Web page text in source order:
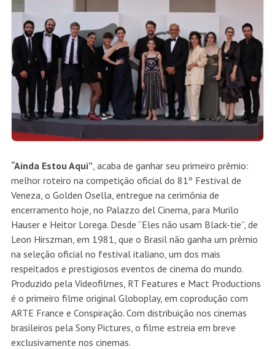
“Ainda Estou Aqui” , acaba de ganhar seu primeiro prêmio:
melhor roteiro na competição oficial do 81º Festival de
Veneza, o Golden Osella, entregue na cerimônia de
encerramento hoje, no Palazzo del Cinema, para Murilo
Hauser e Heitor Lorega. Desde “Eles não usam Black-tie”, de
Leon Hirszman, em 1981, que o Brasil não ganha um prêmio
na seleção oficial no festival italiano, um dos mais
respeitados e prestigiosos eventos de cinema do mundo.
Produzido pela Videofilmes, RT Features e Mact Productions
é o primeiro filme original Globoplay, em coprodução com
ARTE France e Conspiração. Com distribuição nos cinemas
brasileiros pela Sony Pictures, o filme estreia em breve
exclusivamente nos cinemas.